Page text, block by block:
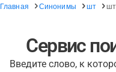
Главная Синонимы шт
Сервис
Введите слово, к